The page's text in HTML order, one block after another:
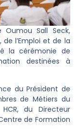
Sall Seck,
de l’Emploi et de la
la cérémonie de
destinées à
du Président de
de Métiers du
du Directeur
de Formation